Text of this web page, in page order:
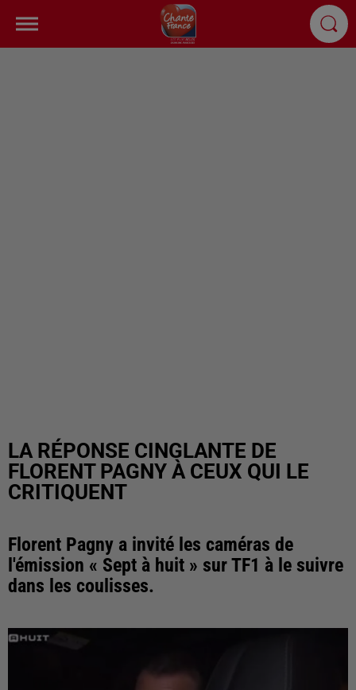
LA RÉPONSE CINGLANTE DE
FLORENT PAGNY À CEUX QUI LE
CRITIQUENT
Florent Pagny a invité les caméras de
l'émission « Sept à huit » sur TF1 à le suivre
dans les coulisses.